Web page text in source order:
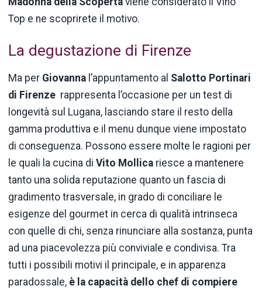
Top e ne scoprirete il motivo.
La degustazione di Firenze
Ma per Giovanna l’appuntamento al Salotto Portinari
di Firenze rappresenta l’occasione per un test di
longevità sul Lugana, lasciando stare il resto della
gamma produttiva e il menu dunque viene impostato
di conseguenza. Possono essere molte le ragioni per
le quali la cucina di Vito Mollica riesce a mantenere
tanto una solida reputazione quanto un fascia di
gradimento trasversale, in grado di conciliare le
esigenze del gourmet in cerca di qualità intrinseca
con quelle di chi, senza rinunciare alla sostanza, punta
ad una piacevolezza più conviviale e condivisa. Tra
tutti i possibili motivi il principale, e in apparenza
paradossale, è la capacità dello chef di compiere